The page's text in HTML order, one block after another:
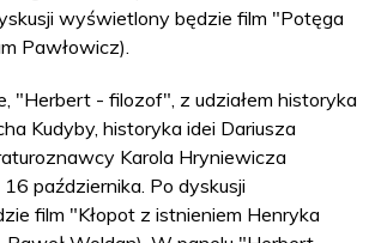
wyświetlony będzie film "Potęga
Pawłowicz).
"Herbert - filozof", z udziałem historyka
Kudyby, historyka idei Dariusza
Karola Hryniewicza
października. Po dyskusji
film "Kłopot z istnieniem Henryka